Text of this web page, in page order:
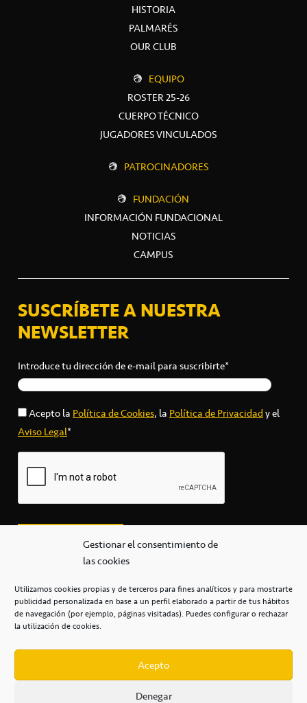
Gestionar el consentimiento de
las cookies
Utilizamos cookies propias y de terceros para fines analíticos y para mostrarte
publicidad personalizada en base a un perfil elaborado a partir de tus hábitos
de navegación (por ejemplo, páginas visitadas). Puedes configurar o rechazar
la utilización de cookies.
Acepto
Denegar
HISTORIA
PALMARÉS
OUR CLUB
EQUIPO
ROSTER 25-26
CUERPO TÉCNICO
JUGADORES VINCULADOS
PATROCINADORES
FUNDACIÓN
INFORMACIÓN FUNDACIONAL
NOTICIAS
CAMPUS
SUSCRÍBETE A NUESTRA
NEWSLETTER
Introduce tu dirección de e-mail para suscribirte*
Acepto laPolítica de Cookies, laPolítica de Privacidady el
Aviso Legal*
secretaria@cbcanarias.es
+34 922 253 684
Casa del Deporte / 38108 – La Laguna